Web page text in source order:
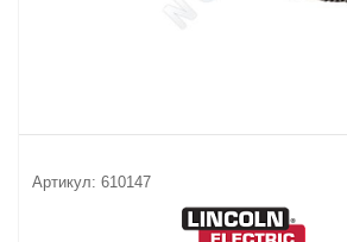
Артикул: 610147